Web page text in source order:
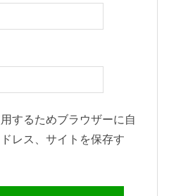
するためブラウザーに自
レス、サイトを保存す